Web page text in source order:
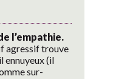
l’empathie.
agressif trouve
ennuyeux (il
sur-